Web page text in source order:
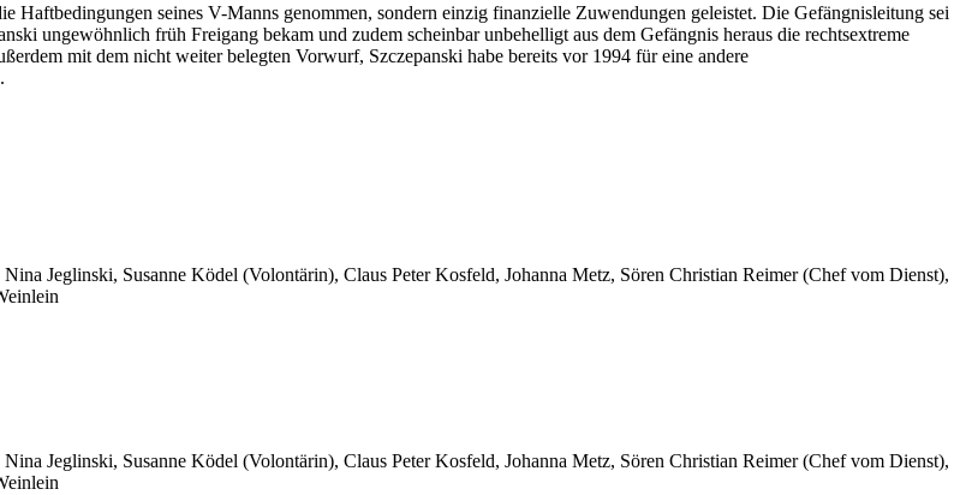
Haftbedingungen seines V-Manns genommen, sondern einzig finanzielle Zuwendungen geleistet. Die Gefängnisleitung sei
ungewöhnlich früh Freigang bekam und zudem scheinbar unbehelligt aus dem Gefängnis heraus die rechtsextreme
mit dem nicht weiter belegten Vorwurf, Szczepanski habe bereits vor 1994 für eine andere
Jeglinski, Susanne Ködel (Volontärin), Claus Peter Kosfeld, Johanna Metz, Sören Christian Reimer (Chef vom Dienst),
Jeglinski, Susanne Ködel (Volontärin), Claus Peter Kosfeld, Johanna Metz, Sören Christian Reimer (Chef vom Dienst),